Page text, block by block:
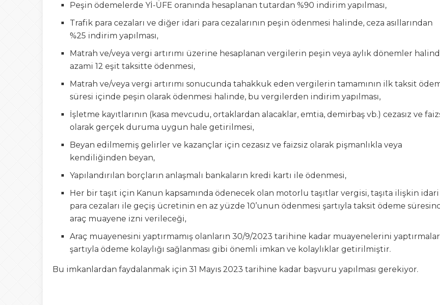
Peşin ödemelerde Yİ-ÜFE oranında hesaplanan tutardan %90 indirim yapılması,
Trafik para cezaları ve diğer idari para cezalarının peşin ödenmesi halinde, ceza asıllarından
%25 indirim yapılması,
Matrah ve/veya vergi artırımı üzerine hesaplanan vergilerin peşin veya aylık dönemler
azami 12 eşit taksitte ödenmesi,
Matrah ve/veya vergi artırımı sonucunda tahakkuk eden vergilerin tamamının ilk taksit
süresi içinde peşin olarak ödenmesi halinde, bu vergilerden indirim yapılması,
İşletme kayıtlarının (kasa mevcudu, ortaklardan alacaklar, emtia, demirbaş vb.) cezasız ve
olarak gerçek duruma uygun hale getirilmesi,
Beyan edilmemiş gelirler ve kazançlar için cezasız ve faizsiz olarak pişmanlıkla veya
kendiliğinden beyan,
Yapılandırılan borçların anlaşmalı bankaların kredi kartı ile ödenmesi,
Her bir taşıt için Kanun kapsamında ödenecek olan motorlu taşıtlar vergisi, taşıta ilişkin idari
para cezaları ile geçiş ücretinin en az yüzde 10’unun ödenmesi şartıyla taksit ödeme
araç muayene izni verileceği,
Araç muayenesini yaptırmamış olanların 30/9/2023 tarihine kadar muayenelerini
şartıyla ödeme kolaylığı sağlanması gibi önemli imkan ve kolaylıklar getirilmiştir.
Bu imkanlardan faydalanmak için 31 Mayıs 2023 tarihine kadar başvuru yapılması gerekiyor.